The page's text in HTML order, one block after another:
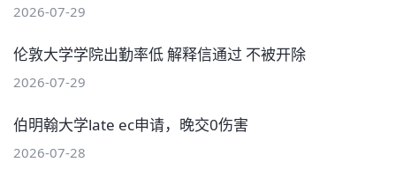
2026-07-29
伦敦大学学院出勤率低 解释信通过 不被开除
2026-07-29
伯明翰大学late ec申请，晚交0伤害
2026-07-28